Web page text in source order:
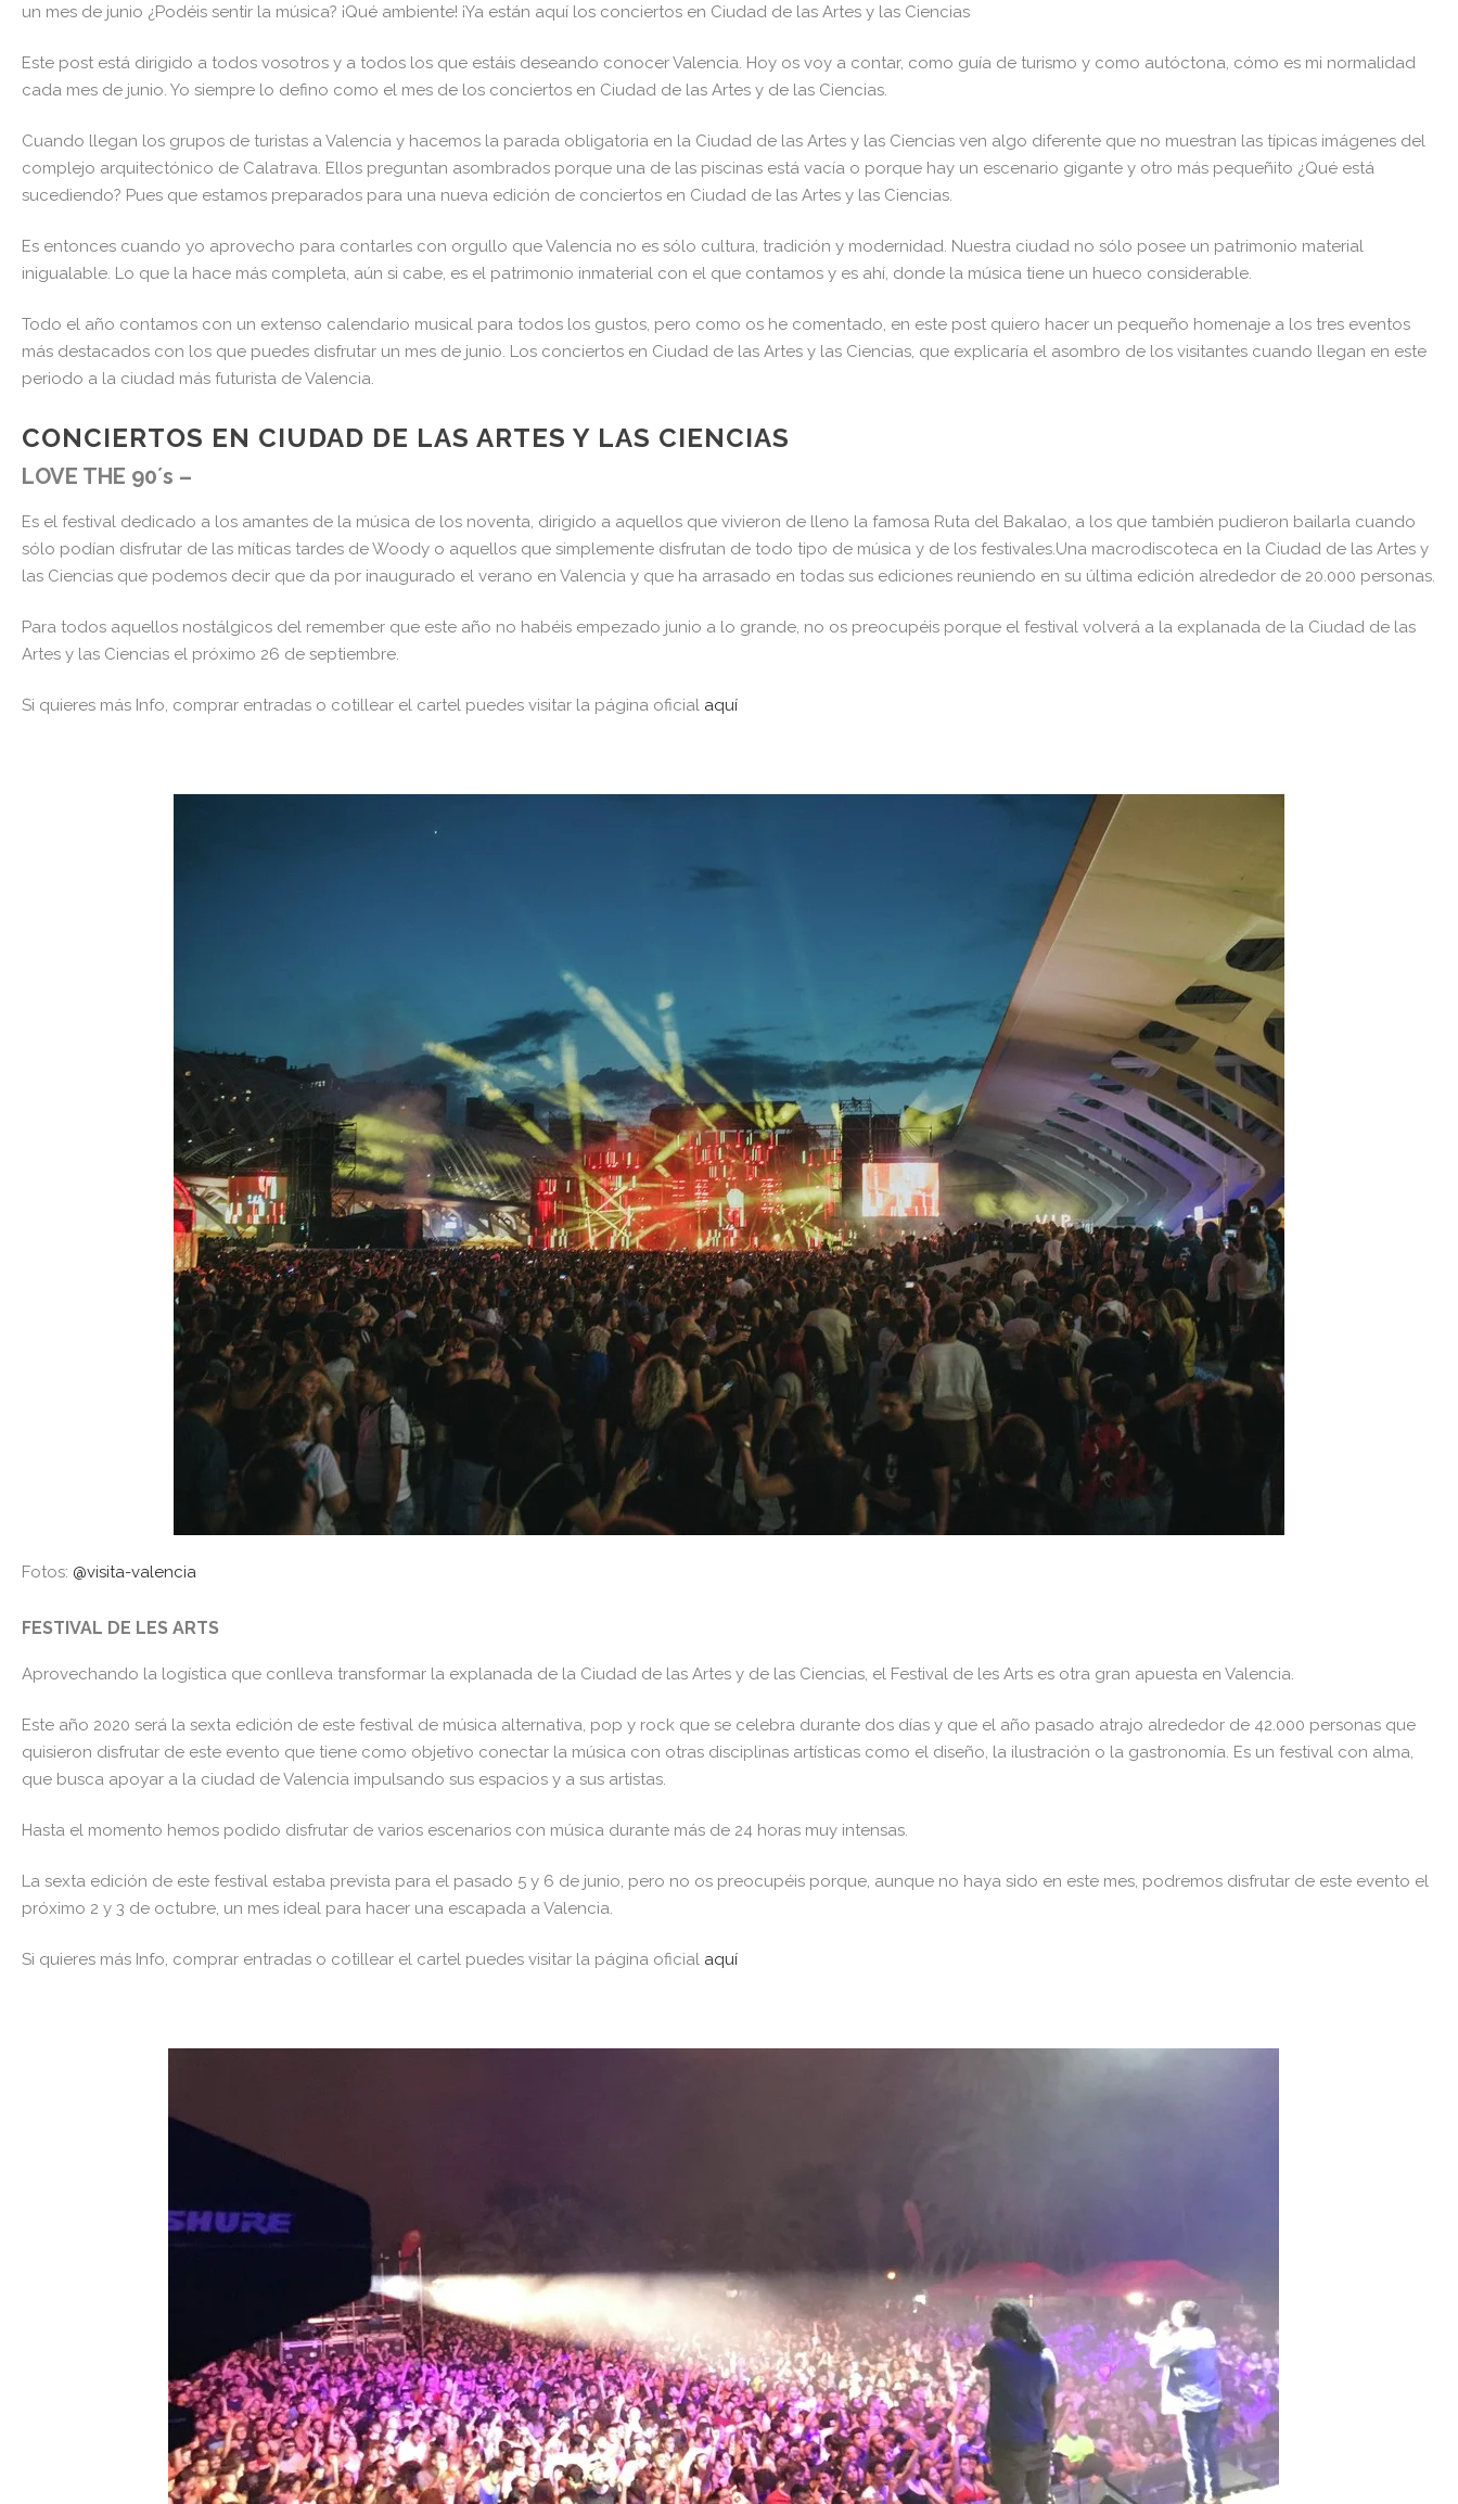
un mes de junio ¿Podéis sentir la música? ¡Qué ambiente! ¡Ya están aquí los conciertos en Ciudad de las Artes y las Ciencias
Este post está dirigido a todos vosotros y a todos los que estáis deseando conocer Valencia. Hoy os voy a contar, como guía de turismo y como autóctona, cómo es mi normalidad
cada mes de junio. Yo siempre lo defino como el mes de los conciertos en Ciudad de las Artes y de las Ciencias.
Cuando llegan los grupos de turistas a Valencia y hacemos la parada obligatoria en la Ciudad de las Artes y las Ciencias ven algo diferente que no muestran las típicas imágenes del
complejo arquitectónico de Calatrava. Ellos preguntan asombrados porque una de las piscinas está vacía o porque hay un escenario gigante y otro más pequeñito ¿Qué está
sucediendo? Pues que estamos preparados para una nueva edición de conciertos en Ciudad de las Artes y las Ciencias.
Es entonces cuando yo aprovecho para contarles con orgullo que Valencia no es sólo cultura, tradición y modernidad. Nuestra ciudad no sólo posee un patrimonio material
inigualable. Lo que la hace más completa, aún si cabe, es el patrimonio inmaterial con el que contamos y es ahí, donde la música tiene un hueco considerable.
Todo el año contamos con un extenso calendario musical para todos los gustos, pero como os he comentado, en este post quiero hacer un pequeño homenaje a los tres eventos
más destacados con los que puedes disfrutar un mes de junio. Los conciertos en Ciudad de las Artes y las Ciencias, que explicaría el asombro de los visitantes cuando llegan en este
periodo a la ciudad más futurista de Valencia.
CONCIERTOS EN CIUDAD DE LAS ARTES Y LAS CIENCIAS
LOVE THE 90´s –
Es el festival dedicado a los amantes de la música de los noventa, dirigido a aquellos que vivieron de lleno la famosa Ruta del Bakalao, a los que también pudieron bailarla cuando
sólo podían disfrutar de las míticas tardes de Woody o aquellos que simplemente disfrutan de todo tipo de música y de los festivales.Una macrodiscoteca en la Ciudad de las Artes y
las Ciencias que podemos decir que da por inaugurado el verano en Valencia y que ha arrasado en todas sus ediciones reuniendo en su última edición alrededor de 20.000 personas.
Para todos aquellos nostálgicos del remember que este año no habéis empezado junio a lo grande, no os preocupéis porque el festival volverá a la explanada de la Ciudad de las
Artes y las Ciencias el próximo 26 de septiembre.
Si quieres más Info, comprar entradas o cotillear el cartel puedes visitar la página oficial aquí
Fotos: @visita-valencia
FESTIVAL DE LES ARTS
Aprovechando la logística que conlleva transformar la explanada de la Ciudad de las Artes y de las Ciencias, el Festival de les Arts es otra gran apuesta en Valencia.
Este año 2020 será la sexta edición de este festival de música alternativa, pop y rock que se celebra durante dos días y que el año pasado atrajo alrededor de 42.000 personas que
quisieron disfrutar de este evento que tiene como objetivo conectar la música con otras disciplinas artísticas como el diseño, la ilustración o la gastronomía. Es un festival con alma,
que busca apoyar a la ciudad de Valencia impulsando sus espacios y a sus artistas.
Hasta el momento hemos podido disfrutar de varios escenarios con música durante más de 24 horas muy intensas.
La sexta edición de este festival estaba prevista para el pasado 5 y 6 de junio, pero no os preocupéis porque, aunque no haya sido en este mes, podremos disfrutar de este evento el
próximo 2 y 3 de octubre, un mes ideal para hacer una escapada a Valencia.
Si quieres más Info, comprar entradas o cotillear el cartel puedes visitar la página oficial aquí